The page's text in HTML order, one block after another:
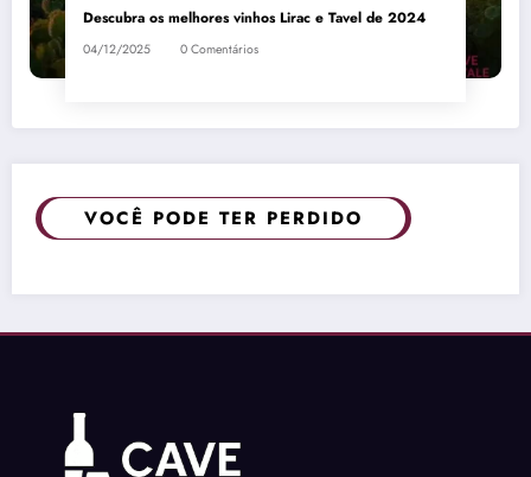
Descubra os melhores vinhos Lirac e Tavel de 2024
04/12/2025 0 Comentários
VOCÊ PODE TER PERDIDO